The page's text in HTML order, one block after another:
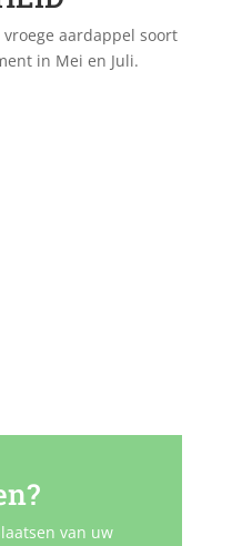
aardappel soort
in Mei en Juli.
van uw